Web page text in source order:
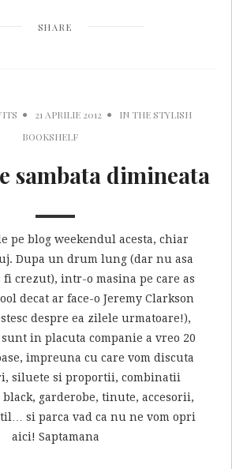
SHARE
21 APRILIE 2012 INTHE STYLISH
BOOKSHELF
sambata dimineata
pe blog weekendul acesta, chiar
Dupa un drum lung (dar nu asa
fi crezut), intr-o masina pe care as
decat ar face-o Jeremy Clarkson
despre ea zilele urmatoare!),
in placuta companie a vreo 20
impreuna cu care vom discuta
siluete si proportii, combinatii
garderobe, tinute, accesorii,
si parca vad ca nu ne vom opri
aici! Saptamana